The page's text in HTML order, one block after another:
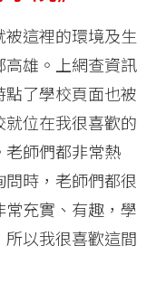
這裡的環境及生
雄。上網查資訊
了學校頁面也被
位在我很喜歡的
師們都非常熱
時，老師們都很
充實、有趣，學
以我很喜歡這間